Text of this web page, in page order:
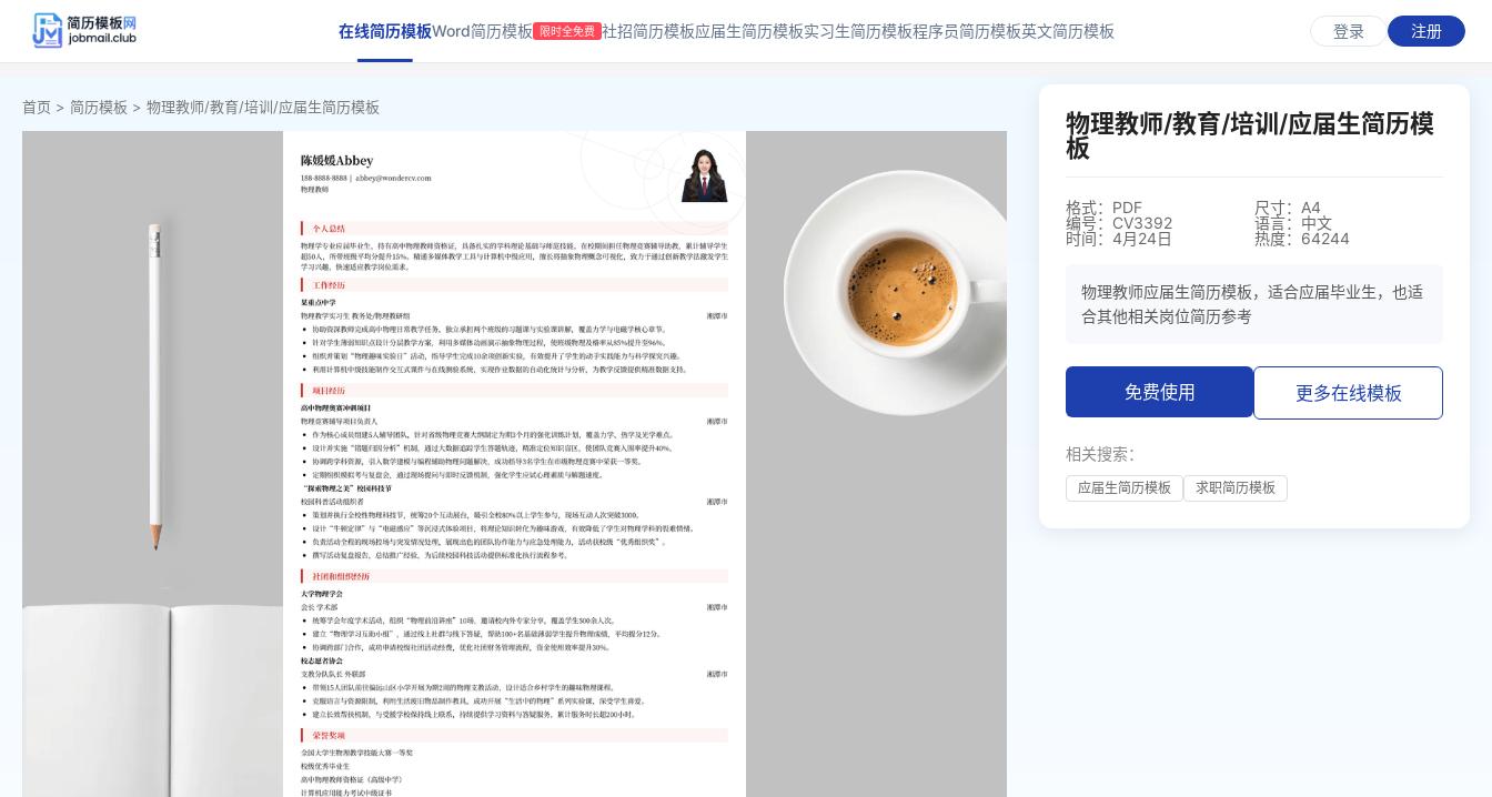
在线简历模板Word简历模板 限时全免费 社招简历模板应届生简历模板实习生简历模板程序员简历模板英文简历模板 登录 注册
首页 > 简历模板 > 物理教师/教育/培训/应届生简历模板
物理教师/教育/培训/应届生简历模
板
格式：PDF
尺寸：A4
编号：CV3392
语言：中文
时间：4月24日
热度：64244
物理教师应届生简历模板，适合应届毕业生，也适
合其他相关岗位简历参考
免费使用 更多在线模板
相关搜索：
应届生简历模板 求职简历模板